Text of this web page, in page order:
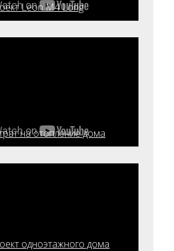
Leon M4 Long
на отопление дома
одноэтажного дома